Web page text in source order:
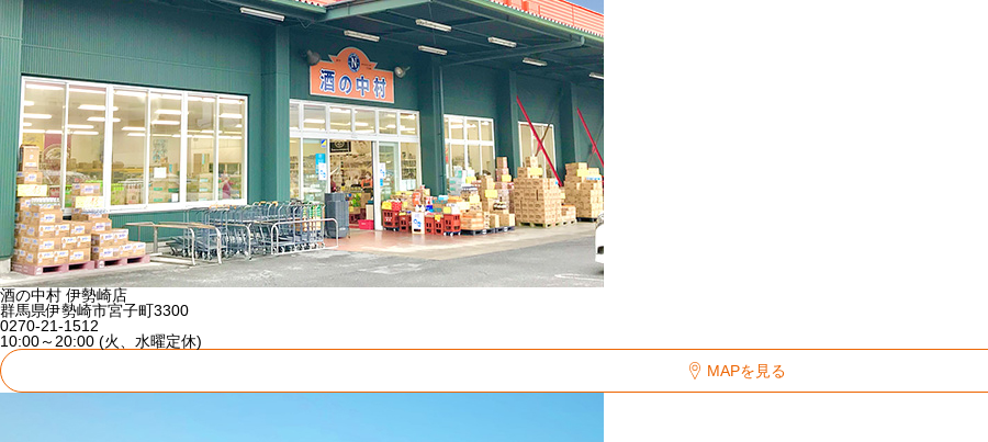
酒の中村 伊勢崎店
群馬県伊勢崎市宮子町3300
0270-21-1512
10:00～20:00 (火、水曜定休)
MAPを見る